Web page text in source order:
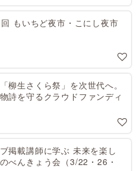
回 もいちど夜市・こにし夜市
柳生さくら祭」を次世代へ。
詩を守るクラウドファンディ
掲載講師に学ぶ 未来を楽し
べんきょう会（3/22・26・